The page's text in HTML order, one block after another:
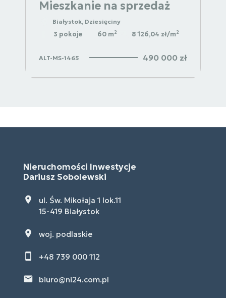
Mieszkanie na sprzedaż
Białystok, Dziesięciny
3 pokoje 60 m2 8 126,04 zł/m2
ALT-MS-1465 490 000 zł
Nieruchomości Inwestycje
Dariusz Sobolewski
ul. Św. Mikołaja 1 lok.11
15-419 Białystok
woj. podlaskie
+48 739 000 112
biuro@ni24.com.pl